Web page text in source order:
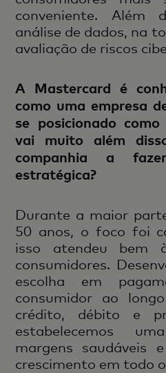
conveniente. Além
análise de dados, na
avaliação de riscos
A Mastercard é
como uma empresa
se posicionado
vai muito além
companhia a
estratégica?
Durante a maior
50 anos, o foco foi
isso atendeu bem
consumidores.
escolha em
consumidor ao
crédito, débito e
estabelecemos
margens saudáveis
crescimento em todo